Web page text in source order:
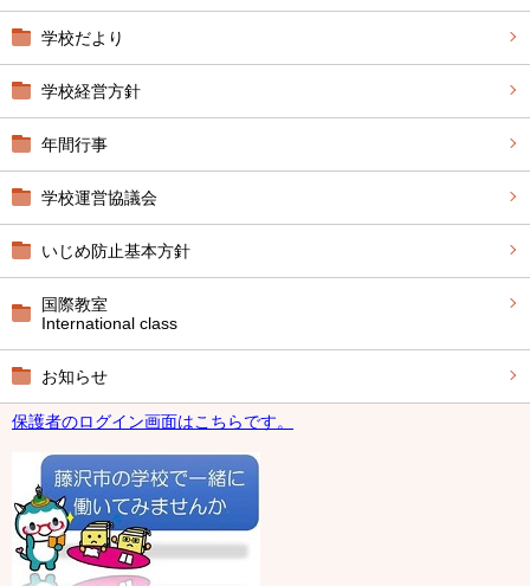
学校だより
学校経営方針
年間行事
学校運営協議会
いじめ防止基本方針
国際教室
International class
お知らせ
保護者のログイン画面はこちらです。